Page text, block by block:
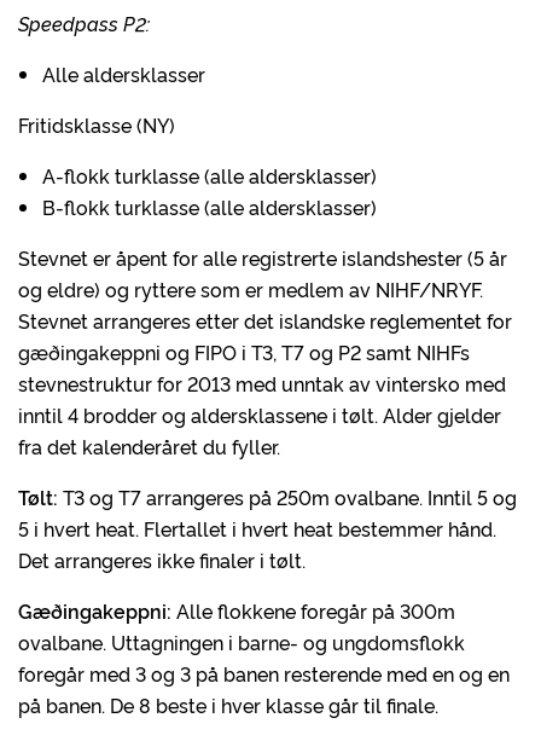
Speedpass P2:
Alle aldersklasser
Fritidsklasse (NY)
A-flokk turklasse (alle aldersklasser)
B-flokk turklasse (alle aldersklasser)
Stevnet er åpent for alle registrerte islandshester (5 år
og eldre) og ryttere som er medlem av NIHF/NRYF.
Stevnet arrangeres etter det islandske reglementet for
gæðingakeppni og FIPO i T3, T7 og P2 samt NIHFs
stevnestruktur for 2013 med unntak av vintersko med
inntil 4 brodder og aldersklassene i tølt. Alder gjelder
fra det kalenderåret du fyller.
Tølt: T3 og T7 arrangeres på 250m ovalbane. Inntil 5 og
5 i hvert heat. Flertallet i hvert heat bestemmer hånd.
Det arrangeres ikke finaler i tølt.
Gæðingakeppni: Alle flokkene foregår på 300m
ovalbane. Uttagningen i barne- og ungdomsflokk
foregår med 3 og 3 på banen resterende med en og en
på banen. De 8 beste i hver klasse går til finale.